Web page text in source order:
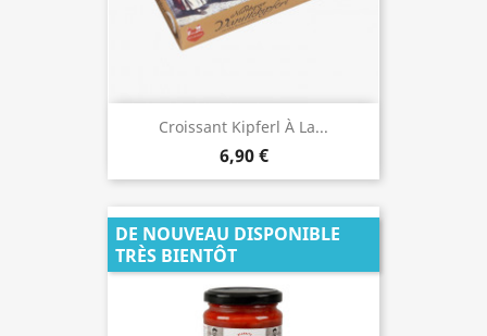
Croissant Kipferl À La...
6,90 €
DE NOUVEAU DISPONIBLE
TRÈS BIENTÔT